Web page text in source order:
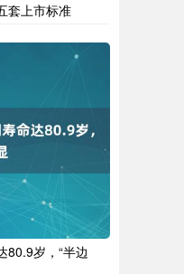
套上市标准
80.9岁，“半边